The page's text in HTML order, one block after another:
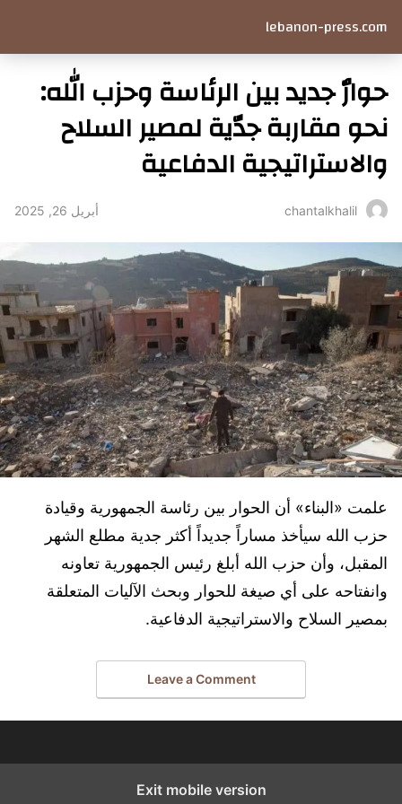
lebanon-press.com
حوارٌ جديد بين الرئاسة وحزب الله:
نحو مقاربة جدّية لمصير السلاح
والاستراتيجية الدفاعية
chantalkhalil أبريل 26, 2025
علمت «البناء» أن الحوار بين رئاسة الجمهورية وقيادة
حزب الله سيأخذ مساراً جديداً أكثر جدية مطلع الشهر
المقبل، وأن حزب الله أبلغ رئيس الجمهورية تعاونه
وانفتاحه على أي صيغة للحوار وبحث الآليات المتعلقة
بمصير السلاح والاستراتيجية الدفاعية.
Leave a Comment
Exit mobile version